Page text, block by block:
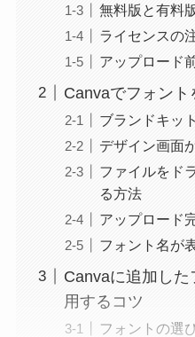
無料版と有料
ライセンスの
アップロード
Canvaでフォン
ブランドキッ
デザイン画面
ファイルをド
る方法
アップロード
フォント名が
Canvaに追加し
用するコツ
フォントの選